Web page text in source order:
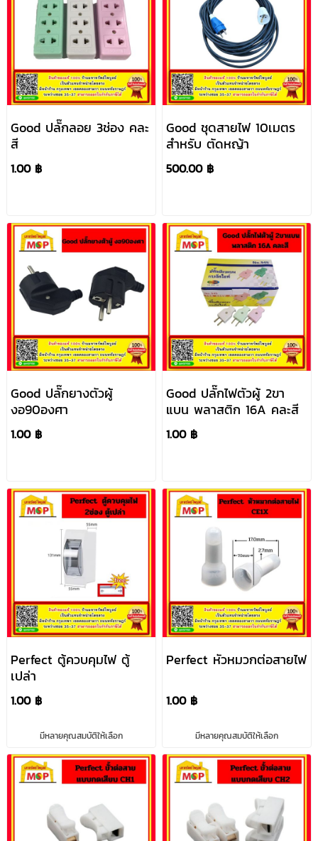
Good ปลั๊กลอย 3ช่อง คละ
สี
1.00 ฿
Good ชุดสายไฟ 10เมตร
สำหรับ ตัดหญ้า
500.00 ฿
Good ปลั๊กยางตัวผู้
งอ90องศา
1.00 ฿
Good ปลั๊กไฟตัวผู้ 2ขา
แบน พลาสติก 16A คละสี
1.00 ฿
Perfect ตู้ควบคุมไฟ ตู้
เปล่า
1.00 ฿
มีหลายคุณสมบัติให้เลือก
Perfect หัวหมวกต่อสายไฟ
1.00 ฿
มีหลายคุณสมบัติให้เลือก